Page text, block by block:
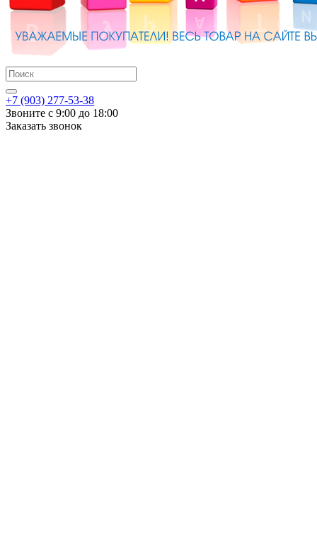
+7 (903) 277-53-38
Звоните с 9:00 до 18:00
Заказать звонок